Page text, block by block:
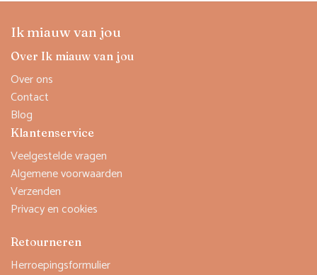
Ik miauw van jou
Over Ik miauw van jou
Over ons
Contact
Blog
Klantenservice
Veelgestelde vragen
Algemene voorwaarden
Verzenden
Privacy en cookies
Retourneren
Herroepingsformulier